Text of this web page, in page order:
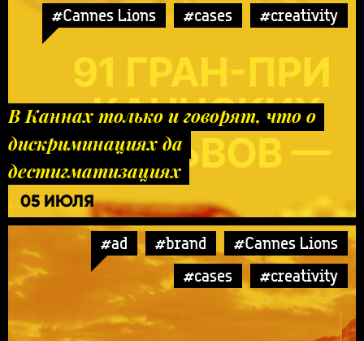
#Cannes Lions #cases #creativity
В Каннах только и говорят, что о
дискриминациях да
дестигматизациях
05 ИЮЛЯ
#ad #brand
#Cannes Lions
#cases
#creativity